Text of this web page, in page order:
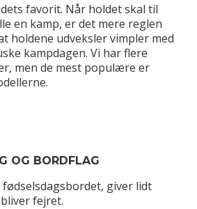
favorit. Når holdet skal til
en kamp, er det mere reglen
holdene udveksler vimpler med
kampdagen. Vi har flere
men de mest populære er
OG BORDFLAG
giver lidt
fejret.